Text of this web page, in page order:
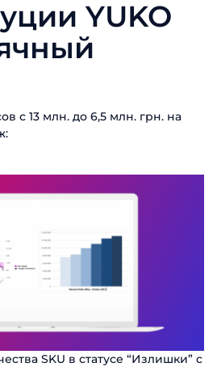
YUKO
с 13 млн. до 6,5 млн. грн. на
SKU в статусе “Излишки” с